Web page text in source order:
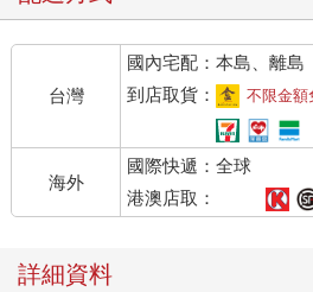
台灣
國內宅配：本島、離島
到店取貨：
不限金額
海外
國際快遞：全球
港澳店取：
詳細資料